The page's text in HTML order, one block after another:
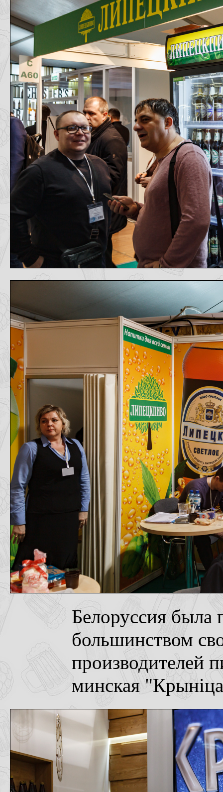
Белоруссия была
большинством
производителей
минская